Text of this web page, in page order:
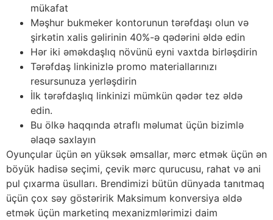
mükafat
Məşhur bukmeker kontorunun tərəfdaşı olun və
şirkətin xalis gəlirinin 40%-ə qədərini əldə edin
Hər iki əməkdaşlıq növünü eyni vaxtda birləşdirin
Tərəfdaş linkinizlə promo materiallarınızı
resursunuza yerləşdirin
İlk tərəfdaşlıq linkinizi mümkün qədər tez əldə
edin.
Bu ölkə haqqında ətraflı məlumat üçün bizimlə
əlaqə saxlayın
Oyunçular üçün ən yüksək əmsallar, mərc etmək üçün ən
böyük hadisə seçimi, çevik mərc qurucusu, rahat və ani
pul çıxarma üsulları. Brendimizi bütün dünyada tanıtmaq
üçün çox səy göstəririk Maksimum konversiya əldə
etmək üçün marketinq mexanizmlərimizi daim